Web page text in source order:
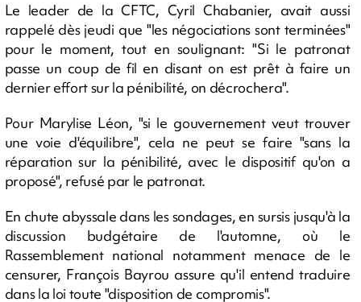
Le leader de la CFTC, Cyril Chabanier, avait aussi
rappelé dès jeudi que "les négociations sont terminées"
pour le moment, tout en soulignant: "Si le patronat
passe un coup de fil en disant on est prêt à faire un
dernier effort sur la pénibilité, on décrochera".
Pour Marylise Léon, "si le gouvernement veut trouver
une voie d'équilibre", cela ne peut se faire "sans la
réparation sur la pénibilité, avec le dispositif qu'on a
proposé", refusé par le patronat.
En chute abyssale dans les sondages, en sursis jusqu'à la
discussion budgétaire de l'automne, où le
Rassemblement national notamment menace de le
censurer, François Bayrou assure qu'il entend traduire
dans la loi toute "disposition de compromis".